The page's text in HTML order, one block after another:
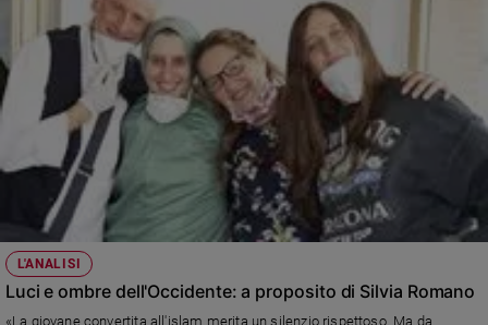
Mondo
Legalità
giustizia
Sport
Interviste
Papa
Papa
L'ANALISI
Luci e ombre dell'Occidente: a proposito di Silvia Romano
«La giovane convertita all'islam merita un silenzio rispettoso. Ma da